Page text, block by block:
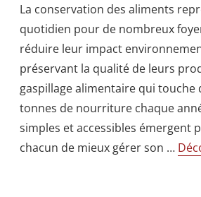
La conservation des aliments
quotidien pour de nombreux
réduire leur impact
préservant la qualité de leurs
gaspillage alimentaire qui touche
tonnes de nourriture chaque
simples et accessibles émergent
chacun de mieux gérer son …